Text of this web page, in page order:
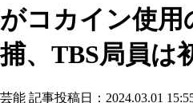
がコカイン使用
捕、TBS局員は
芸能 記事投稿日：2024.03.01